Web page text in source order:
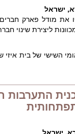
ישראל
את מודל פארק
ליצירת שינוי
השישי של בית